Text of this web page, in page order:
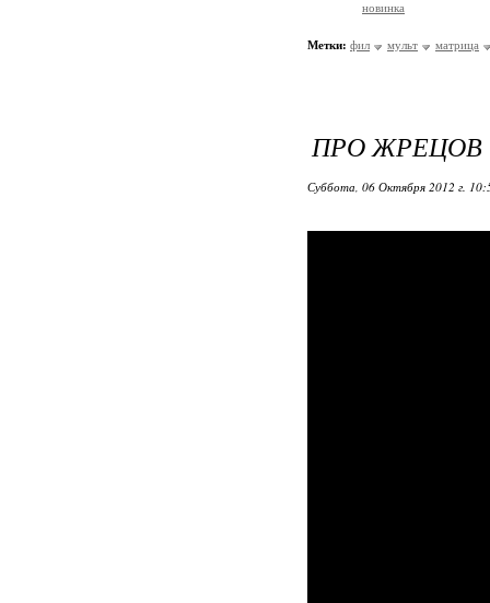
новинка
Метки: фил мульт матрица
ПРО ЖРЕЦОВ
Суббота, 06 Октября 2012 г.